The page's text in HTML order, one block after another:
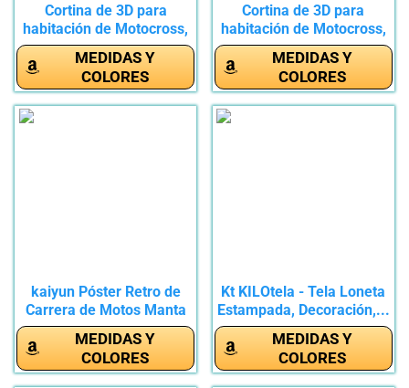
Cortina de 3D para
habitación de Motocross,
Racer...
MEDIDAS Y
COLORES
Cortina de 3D para
habitación de Motocross,
Racer...
MEDIDAS Y
COLORES
kaiyun Póster Retro de
Carrera de Motos Manta
De...
MEDIDAS Y
COLORES
Kt KILOtela - Tela Loneta
Estampada, Decoración,...
MEDIDAS Y
COLORES